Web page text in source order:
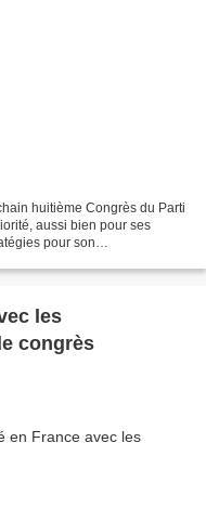
huitième Congrès du Parti
aussi bien pour ses
pour son
les
congrès